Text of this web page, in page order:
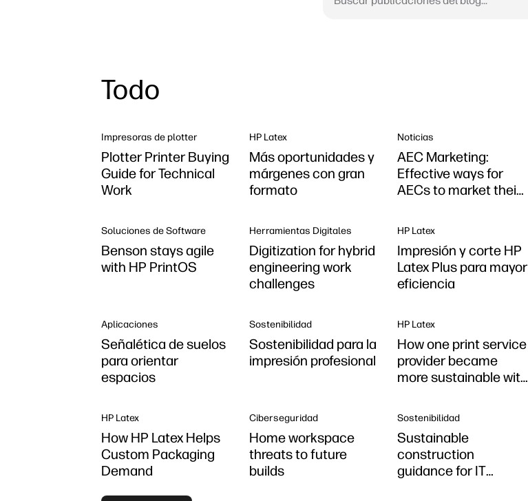
Todo
Impresoras de plotter
Plotter Printer Buying
Guide for Technical
Work
HP Latex
Más oportunidades y
márgenes con gran
formato
Noticias
AEC Marketing:
Effective ways for
AECs to market their
Soluciones de Software
Benson stays agile
with HP PrintOS
Herramientas Digitales
Digitization for hybrid
engineering work
challenges
HP Latex
Impresión y corte HP
Latex Plus para mayor
eficiencia
Aplicaciones
Señalética de suelos
para orientar
espacios
Sostenibilidad
Sostenibilidad para la
impresión profesional
HP Latex
How one print service
provider became
more sustainable with
HP Latex
How HP Latex Helps
Custom Packaging
Demand
Ciberseguridad
Home workspace
threats to future
builds
Sostenibilidad
Sustainable
construction
guidance for IT